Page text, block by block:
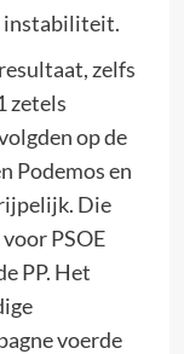
instabiliteit.
zelfs
zetels
op de
Podemos en
Die
PSOE
PP. Het
voerde